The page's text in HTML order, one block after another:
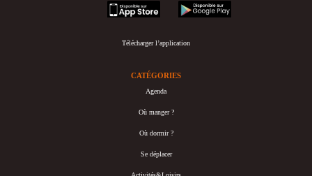
appstore
googleplay
Télécharger l’application
CATÉGORIES
Agenda
Où manger ?
Où dormir ?
Se déplacer